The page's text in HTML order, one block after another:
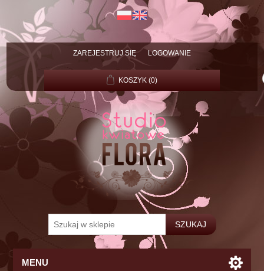
ZAREJESTRUJ SIĘ LOGOWANIE
KOSZYK (0)
MENU